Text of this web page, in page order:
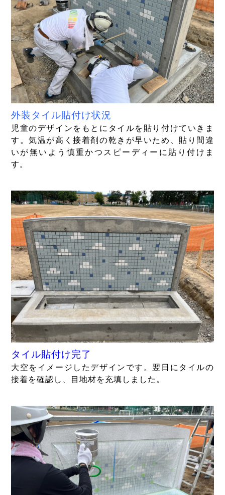
外装タイル貼付け状況
児童のデザインをもとにタイルを貼り付けていきま
す。気温が高く接着剤の乾きが早いため、貼り間違
いが無いよう慎重かつスピーディーに貼り付けま
す。
タイル貼付け完了
大空をイメージしたデザインです。翌日にタイルの
接着を確認し、目地材を充填しました。